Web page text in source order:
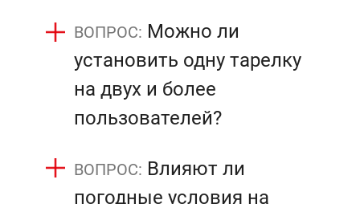
Можно ли
установить одну тарелку
на двух и более
пользователей?
Влияют ли
погодные условия на